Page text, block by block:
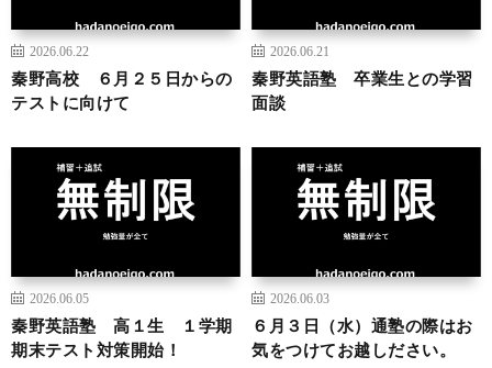
2026.06.22
秦野高校 ６月２５日からの
テストに向けて
2026.06.21
秦野英語塾 卒業生との学習
面談
2026.06.05
秦野英語塾 高１生 １学期
期末テスト対策開始！
2026.06.03
６月３日（水）通塾の際はお
気をつけてお越しださい。